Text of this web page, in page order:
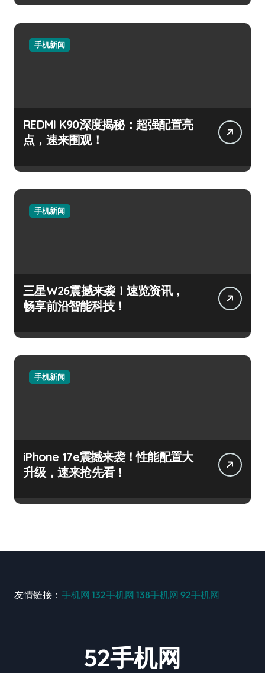
手机新闻
REDMI K90深度揭秘：超强配置亮
点，速来围观！
手机新闻
三星W26震撼来袭！速览资讯，
畅享前沿智能科技！
手机新闻
iPhone 17e震撼来袭！性能配置大
升级，速来抢先看！
友情链接： 手机网 132手机网 138手机网 92手机网
52手机网